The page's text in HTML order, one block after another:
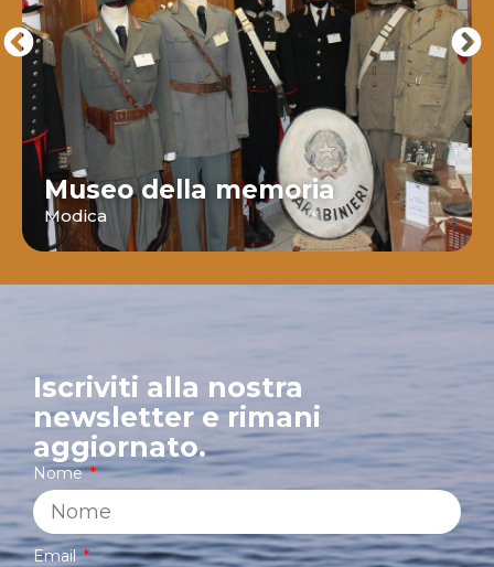
Museo della memoria
Modica
Iscriviti alla nostra
newsletter e rimani
aggiornato.
Nome
Email